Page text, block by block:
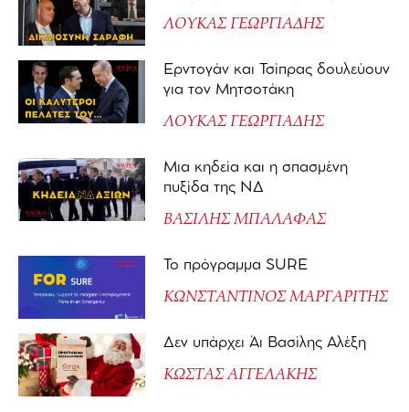
ΛΟΥΚΑΣ ΓΕΩΡΓΙΑΔΗΣ
Ερντογάν και Τσίπρας δουλεύουν
για τον Μητσοτάκη
ΛΟΥΚΑΣ ΓΕΩΡΓΙΑΔΗΣ
Μια κηδεία και η σπασμένη
πυξίδα της ΝΔ
ΒΑΣΙΛΗΣ ΜΠΑΛΑΦΑΣ
Το πρόγραμμα SURE
ΚΩΝΣΤΑΝΤΙΝΟΣ ΜΑΡΓΑΡΙΤΗΣ
Δεν υπάρχει Άι Βασίλης Αλέξη
ΚΩΣΤΑΣ ΑΓΓΕΛΑΚΗΣ